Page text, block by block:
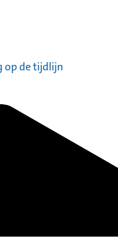
op de tijdlijn